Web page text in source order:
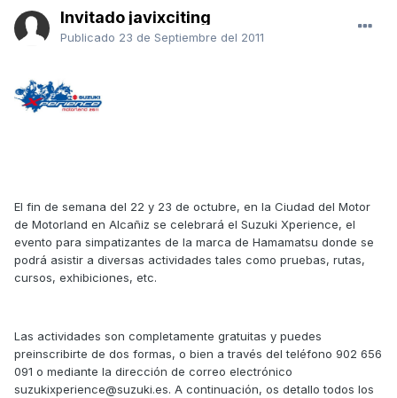
Invitado javixciting
Publicado 23 de Septiembre del 2011
El fin de semana del 22 y 23 de octubre, en la Ciudad del Motor
de Motorland en Alcañiz se celebrará el Suzuki Xperience, el
evento para simpatizantes de la marca de Hamamatsu donde se
podrá asistir a diversas actividades tales como pruebas, rutas,
cursos, exhibiciones, etc.
Las actividades son completamente gratuitas y puedes
preinscribirte de dos formas, o bien a través del teléfono 902 656
091 o mediante la dirección de correo electrónico
suzukixperience@suzuki.es. A continuación, os detallo todos los